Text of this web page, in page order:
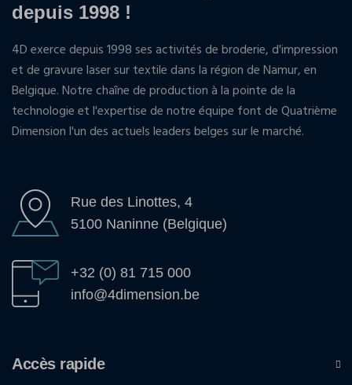
depuis 1998 !
4D exerce depuis 1998 ses activités de broderie, d'impression
et de gravure laser sur textile dans la région de Namur, en
Belgique. Notre chaîne de production à la pointe de la
technologie et l'expertise de notre équipe font de Quatrième
Dimension l'un des actuels leaders belges sur le marché.
Rue des Linottes, 4
5100 Naninne (Belgique)
+32 (0) 81 715 000
info@4dimension.be
Accès rapide